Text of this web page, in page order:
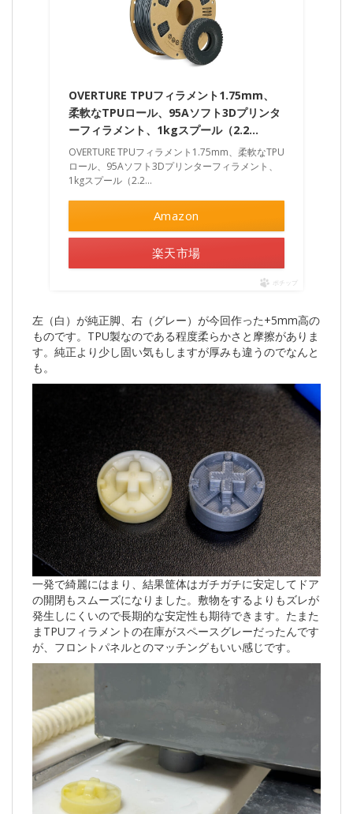
OVERTURE TPUフィラメント1.75mm、
柔軟なTPUロール、95Aソフト3Dプリンタ
ーフィラメント、1kgスプール（2.2…
OVERTURE TPUフィラメント1.75mm、柔軟なTPU
ロール、95Aソフト3Dプリンターフィラメント、
1kgスプール（2.2…
Amazon
楽天市場
ポチップ
左（白）が純正脚、右（グレー）が今回作った+5mm高の
ものです。TPU製なのである程度柔らかさと摩擦がありま
す。純正より少し固い気もしますが厚みも違うのでなんと
も。
一発で綺麗にはまり、結果筐体はガチガチに安定してドア
の開閉もスムーズになりました。敷物をするよりもズレが
発生しにくいので長期的な安定性も期待できます。たまた
まTPUフィラメントの在庫がスペースグレーだったんです
が、フロントパネルとのマッチングもいい感じです。